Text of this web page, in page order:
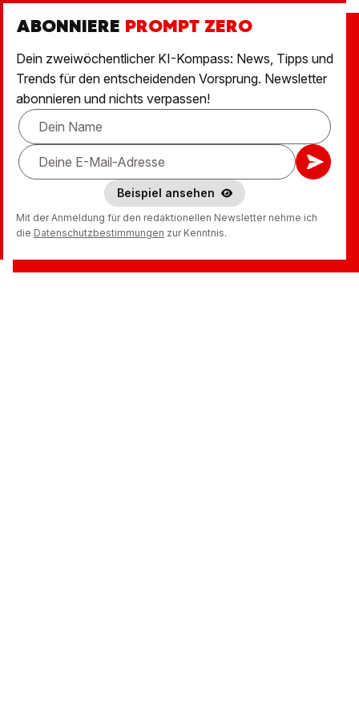
ABONNIERE PROMPT ZERO
Dein zweiwöchentlicher KI-Kompass: News, Tipps und
Trends für den entscheidenden Vorsprung. Newsletter
abonnieren und nichts verpassen!
Beispiel ansehen
Mit der Anmeldung für den redaktionellen Newsletter nehme ich
die Datenschutzbestimmungen zur Kenntnis.